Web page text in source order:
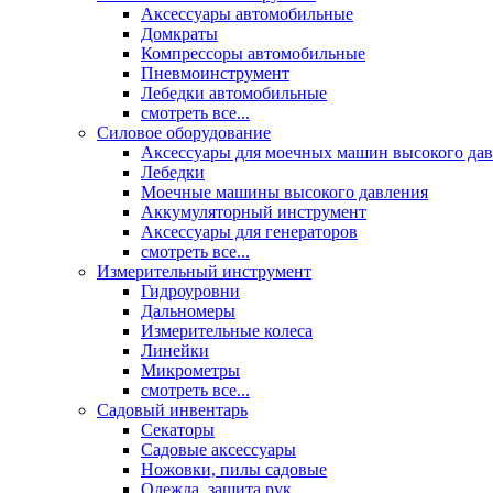
Аксессуары автомобильные
Домкраты
Компрессоры автомобильные
Пневмоинструмент
Лебедки автомобильные
смотреть все...
Силовое оборудование
Аксессуары для моечных машин высокого
Лебедки
Моечные машины высокого давления
Аккумуляторный инструмент
Аксессуары для генераторов
смотреть все...
Измерительный инструмент
Гидроуровни
Дальномеры
Измерительные колеса
Линейки
Микрометры
смотреть все...
Садовый инвентарь
Секаторы
Садовые аксессуары
Ножовки, пилы садовые
Одежда, защита рук